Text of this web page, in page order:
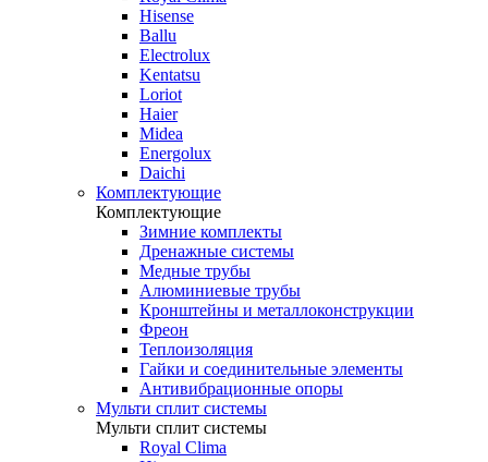
Hisense
Ballu
Electrolux
Kentatsu
Loriot
Haier
Midea
Energolux
Daichi
Комплектующие
Комплектующие
Зимние комплекты
Дренажные системы
Медные трубы
Алюминиевые трубы
Кронштейны и металлоконструкции
Фреон
Теплоизоляция
Гайки и соединительные элементы
Антивибрационные опоры
Мульти сплит системы
Мульти сплит системы
Royal Clima